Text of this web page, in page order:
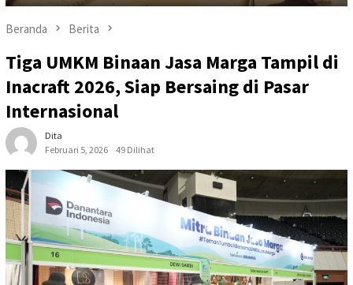
Beranda Berita
Tiga UMKM Binaan Jasa Marga Tampil di
Inacraft 2026, Siap Bersaing di Pasar
Internasional
Dita
Februari 5, 2026
49 Dilihat